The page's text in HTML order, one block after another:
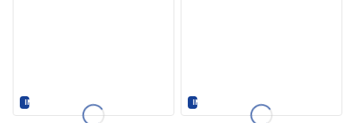
IM SET ERHÄLTLICH IM SET ERHÄLTLICH